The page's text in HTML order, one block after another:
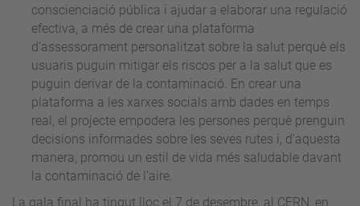
conscienciació pública i ajudar a elaborar una regulació
efectiva, a més de crear una plataforma
d’assessorament personalitzat sobre la salut perquè els
usuaris puguin mitigar els riscos per a la salut que es
puguin derivar de la contaminació. En crear una
plataforma a les xarxes socials amb dades en temps
real, el projecte empodera les persones perquè prenguin
decisions informades sobre les seves rutes i, d’aquesta
manera, promou un estil de vida més saludable davant
la contaminació de l’aire.
La gala final ha tingut lloc el 7 de desembre, al CERN, en